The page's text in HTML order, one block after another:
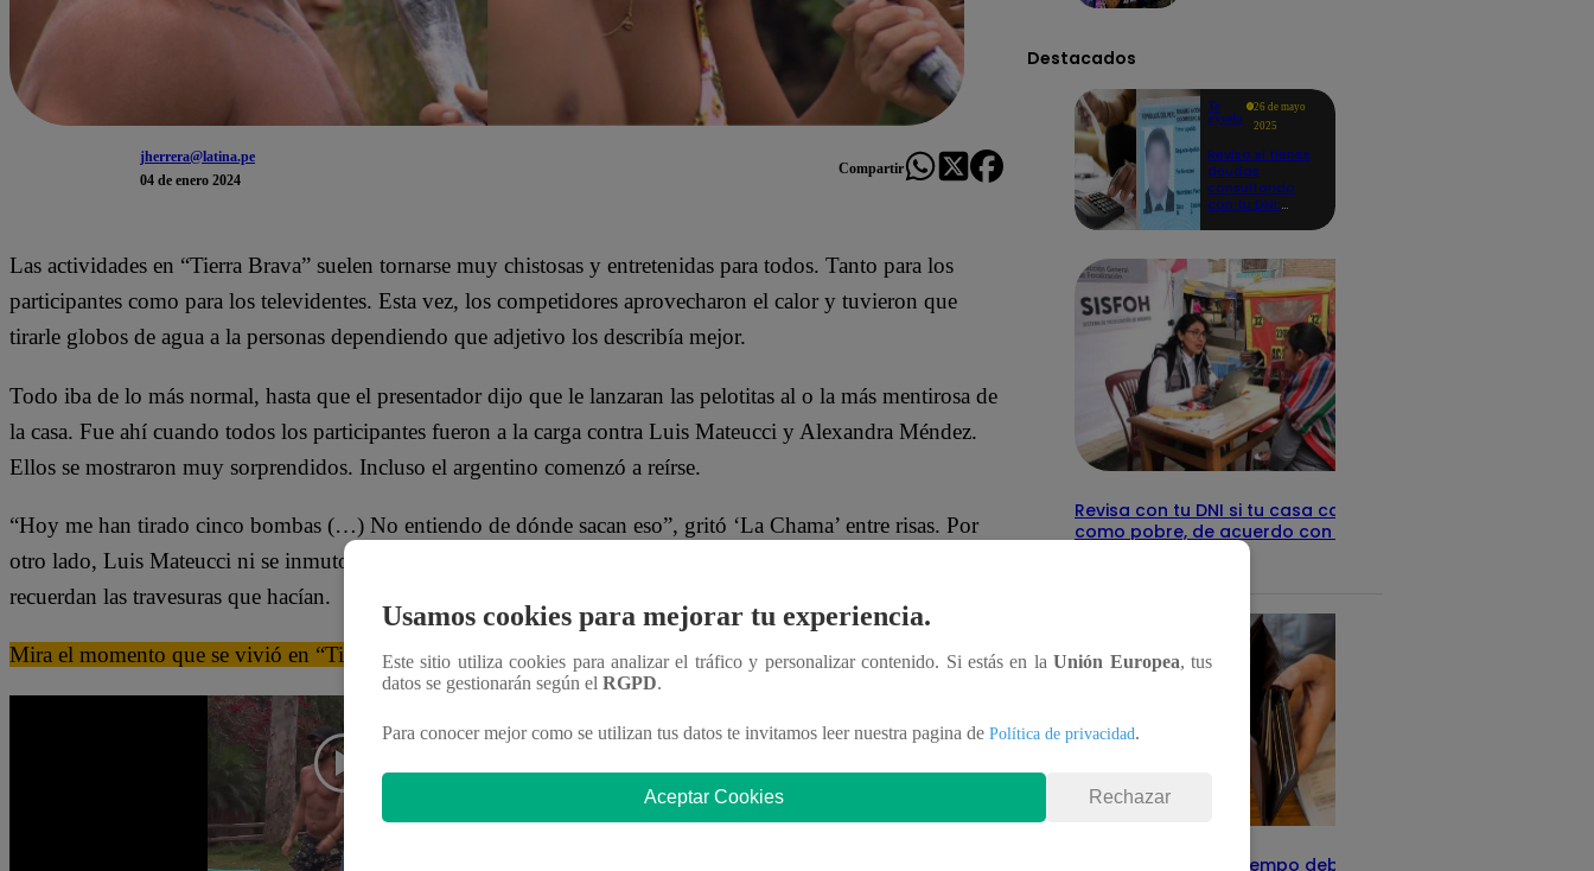
jherrera@latina.pe
04 de enero 2024
Compartir
Las actividades en “Tierra Brava” suelen tornarse muy chistosas y entretenidas para todos. Tanto para los
participantes como para los televidentes. Esta vez, los competidores aprovecharon el calor y tuvieron que
tirarle globos de agua a la personas dependiendo que adjetivo los describía mejor.
Todo iba de lo más normal, hasta que el presentador dijo que le lanzaran las pelotitas al o la más mentirosa de
la casa. Fue ahí cuando todos los participantes fueron a la carga contra Luis Mateucci y Alexandra Méndez.
Ellos se mostraron muy sorprendidos. Incluso el argentino comenzó a reírse.
“Hoy me han tirado cinco bombas (…) No entiendo de dónde sacan eso”, gritó ‘La Chama’ entre risas. Por
otro lado, Luis Mateucci ni se inmuto. No cabe duda que después de su romance, sus compañeros todavía
recuerdan las travesuras que hacían.
Mira el momento que se vivió en “Tierra Brava” dándole clic al video:
Destacados
Te
ayudo
26 de mayo
2025
Revisa si tienes
deudas
consultando
con tu DNI:
Revisa con tu DNI si tu casa califica
como pobre, de acuerdo con el Sisfoh
Infocorp: ¿Cuánto tiempo debe pasar
Usamos cookies para mejorar tu experiencia.
Este sitio utiliza cookies para analizar el tráfico y personalizar contenido. Si estás en laUnión Europea, tus
datos se gestionarán según el RGPD.
Para conocer mejor como se utilizan tus datos te invitamos leer nuestra pagina de Política de privacidad.
Aceptar Cookies Rechazar